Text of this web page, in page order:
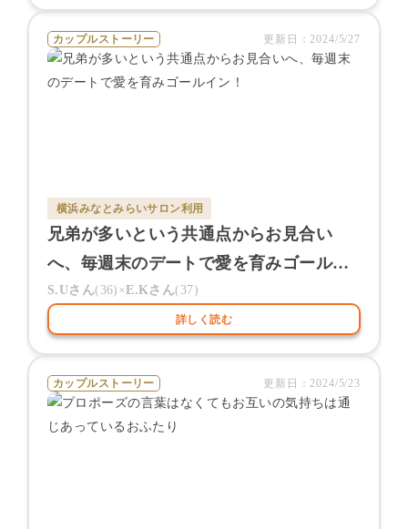
カップルストーリー 更新日：2024/5/27
横浜みなとみらいサロン利用
兄弟が多いという共通点からお見合い
へ、毎週末のデートで愛を育みゴールイ
ン！
S.Uさん( 36)×E.Kさん( 37)
詳しく読む
カップルストーリー 更新日：2024/5/23